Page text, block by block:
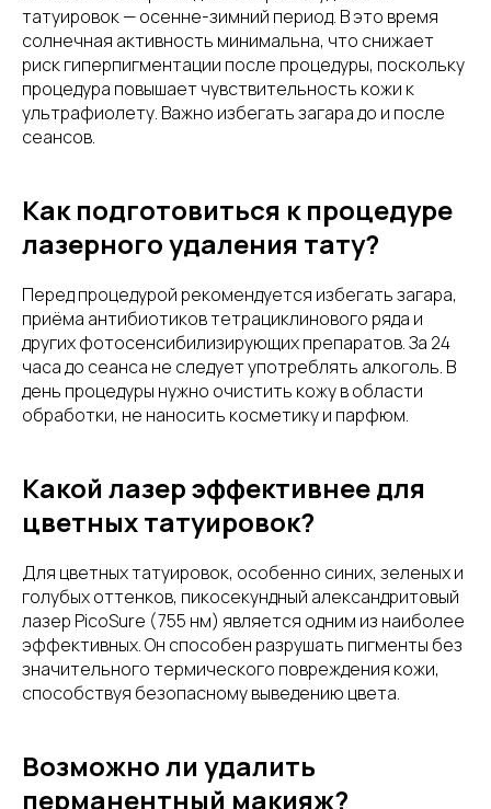
татуировок — осенне-зимний период. В это время
солнечная активность минимальна, что снижает
риск гиперпигментации после процедуры, поскольку
процедура повышает чувствительность кожи к
ультрафиолету. Важно избегать загара до и после
сеансов.
Как подготовиться к процедуре
лазерного удаления тату?
Перед процедурой рекомендуется избегать загара,
приёма антибиотиков тетрациклинового ряда и
других фотосенсибилизирующих препаратов. За 24
часа до сеанса не следует употреблять алкоголь. В
день процедуры нужно очистить кожу в области
обработки, не наносить косметику и парфюм.
Какой лазер эффективнее для
цветных татуировок?
Для цветных татуировок, особенно синих, зеленых и
голубых оттенков, пикосекундный александритовый
лазер PicoSure (755 нм) является одним из наиболее
эффективных. Он способен разрушать пигменты без
значительного термического повреждения кожи,
способствуя безопасному выведению цвета.
Возможно ли удалить
перманентный макияж?